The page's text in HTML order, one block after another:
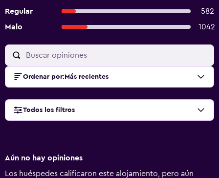
Regular
582
Malo
1042
Ordenar por: Más recientes
Todos los filtros
Aún no hay opiniones
Los huéspedes calificaron este alojamiento, pero aún